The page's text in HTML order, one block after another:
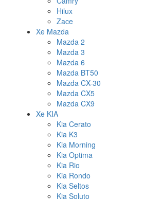
Hilux
Zace
Xe Mazda
Mazda 2
Mazda 3
Mazda 6
Mazda BT50
Mazda CX-30
Mazda CX5
Mazda CX9
Xe KIA
Kia Cerato
Kia K3
Kia Morning
Kia Optima
Kia Rio
Kia Rondo
Kia Seltos
Kia Soluto